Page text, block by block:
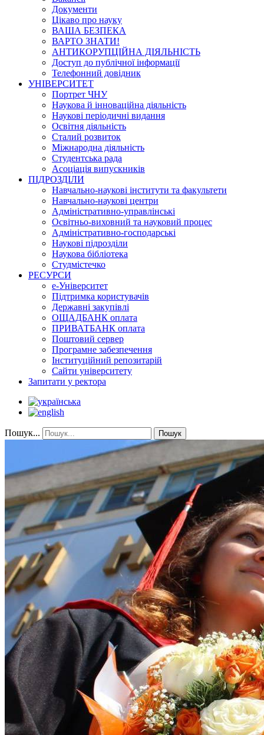
Документи
Цікаво про науку
ВАША БЕЗПЕКА
ВАРТО ЗНАТИ!
АНТИКОРУПЦІЙНА ДІЯЛЬНІСТЬ
Доступ до публічної інформації
Телефонний довідник
УНІВЕРСИТЕТ
Портрет ЧНУ
Наукова й інноваційна діяльність
Наукові періодичні видання
Освітня діяльність
Сталий розвиток
Міжнародна діяльність
Студентська рада
Асоціація випускників
ПІДРОЗДІЛИ
Навчально-наукові інститути та факультети
Навчально-наукові центри
Адміністративно-управлінські
Освітньо-виховний та науковий процес
Адміністративно-господарські
Наукові підрозділи
Наукова бібліотека
Студмістечко
РЕСУРСИ
е-Університет
Підтримка користувачів
Державні закупівлі
ОЩАДБАНК оплата
ПРИВАТБАНК оплата
Поштовий сервер
Програмне забезпечення
Інституційний репозитарій
Сайти університету
Запитати у ректора
Пошук... Пошук